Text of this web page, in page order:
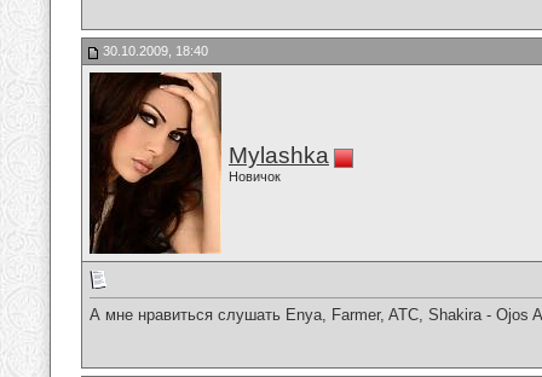
30.10.2009, 18:40
Mylashka
Новичок
А мне нравиться слушать Enya, Farmer, ATC, Shakira - Ojos